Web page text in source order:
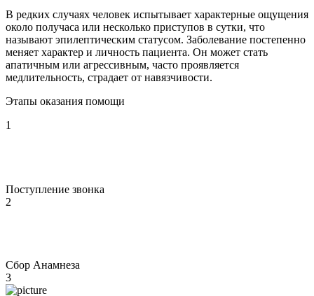
В редких случаях человек испытывает характерные ощущения
около получаса или несколько приступов в сутки, что
называют эпилептическим статусом. Заболевание постепенно
меняет характер и личность пациента. Он может стать
апатичным или агрессивным, часто проявляется
медлительность, страдает от навязчивости.
Этапы оказания помощи
1
Поступление звонка
2
Сбор Анамнеза
3